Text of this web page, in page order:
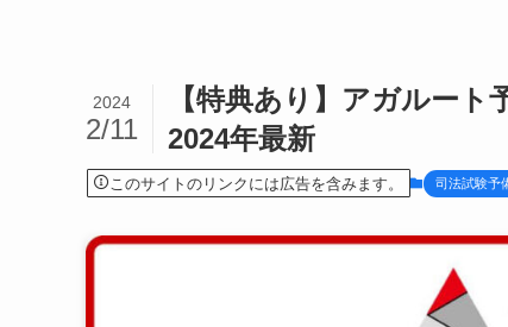
【特典あり】アガルート
2024年最新
2024
2/11
このサイトのリンクには広告を含みます。 司法試験予